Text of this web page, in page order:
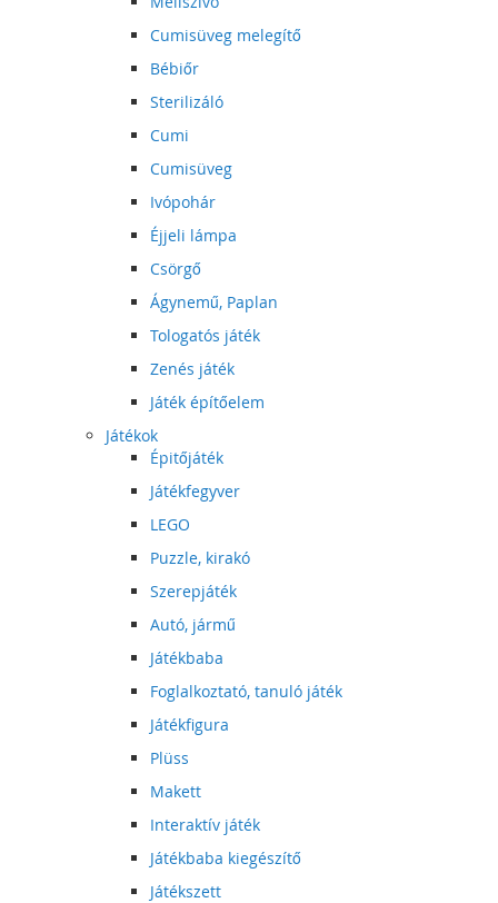
Cumisüveg melegítő
Bébiőr
Sterilizáló
Cumi
Cumisüveg
Ivópohár
Éjjeli lámpa
Csörgő
Ágynemű, Paplan
Tologatós játék
Zenés játék
Játék építőelem
Játékok
Épitőjáték
Játékfegyver
LEGO
Puzzle, kirakó
Szerepjáték
Autó, jármű
Játékbaba
Foglalkoztató, tanuló játék
Játékfigura
Plüss
Makett
Interaktív játék
Játékbaba kiegészítő
Játékszett